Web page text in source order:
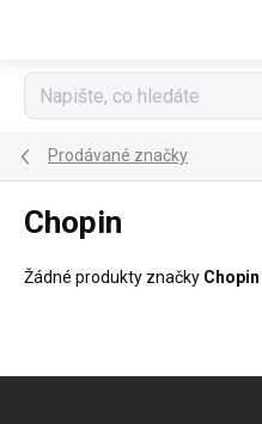
Prodávané značky
Chopin
Žádné produkty značky Chopin